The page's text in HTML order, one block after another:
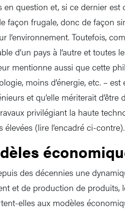
question et, si ce dernier est
façon frugale, donc de façon
l’environnement. Toutefois,
d’un pays à l’autre et toutes
mentionne aussi que cette
moins d’énergie, etc. –
et qu’elle mériterait
privilégiant la haute
(lire l’encadré ci-contre).
des décennies une
et de production de produits,
elles aux modèles